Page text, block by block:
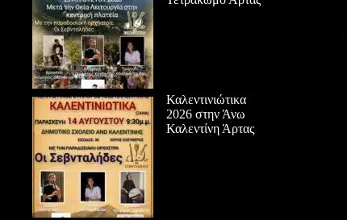
Καλεντινιώτικα
2026 στην Άνω
Καλεντίνη Άρτας